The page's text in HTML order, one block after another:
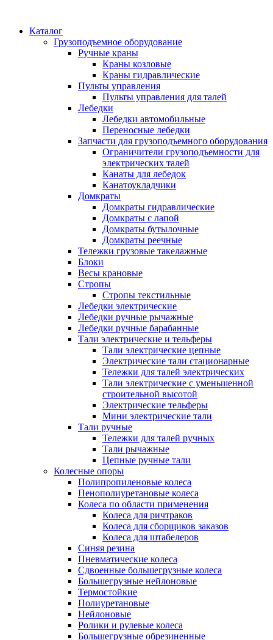
Каталог
Грузоподъемное оборудование
Ручные краны
Краны козловые
Краны гидравлические
Пульты управления
Пульты управления для талей
Лебедки
Лебедки автомобильные
Переносные лебедки
Запчасти для грузоподъемного оборудования
Ограничители грузоподъемности для
электрических талей
Канаты для лебедок
Канатоукладчики
Домкраты
Домкраты гидравлические
Домкраты с лапой
Домкраты бутылочные
Домкраты реечные
Тележки грузовые такелажные
Блоки
Весы крановые
Стропы
Стропы текстильные
Лебедки электрические
Лебедки ручные рычажные
Лебедки ручные барабанные
Тали электрические и тельферы
Тали электрические цепные
Электрические тали стационарные
Тележки для талей электрических
Тали электрические с уменьшенной
строительной высотой
Электрические тельферы
Мини электрические тали
Тали ручные
Тележки для талей ручных
Тали рычажные
Цепные ручные тали
Колесные опоры
Полипропиленовые колеса
Пенополиуретановые колеса
Колеса по области применения
Колеса для ричтраков
Колеса для сборщиков заказов
Колеса для штабелеров
Синяя резина
Пневматические колеса
Сдвоенные большегрузные колеса
Большегрузные нейлоновые
Термостойкие
Полиуретановые
Нейлоновые
Ролики и рулевые колеса
Большегрузные обрезиненные